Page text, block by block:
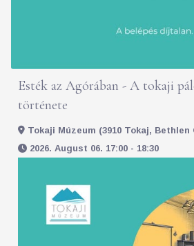
Esték az Agórában - A tokaji
története
Tokaji Múzeum (3910 Tokaj, Bethlen
2026. August 06. 17:00 - 18:30